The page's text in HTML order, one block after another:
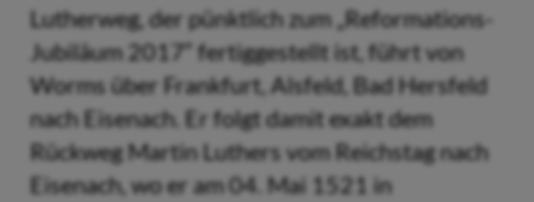
Lutherweg, der pünktlich zum „Reformations-
Jubiläum 2017“ fertiggestellt ist, führt von
Worms über Frankfurt, Alsfeld, Bad Hersfeld
nach Eisenach. Er folgt damit exakt dem
Rückweg Martin Luthers vom Reichstag nach
Eisenach, wo er am 04. Mai 1521 in